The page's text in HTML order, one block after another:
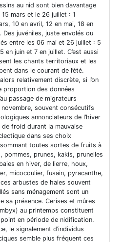
au nid sont bien davantage
mars et le 26 juillet : 1
10 en avril, 12 en mai, 18 en
Des juvéniles, juste envolés ou
entre les 06 mai et 26 juillet : 5
en juin et 7 en juillet. C’est aussi
les chants territoriaux et les
dans le courant de l’été.
alors relativement discrète, si l’on
proportion des données
passage de migrateurs
souvent consécutifs
annonciateurs de l’hiver
froid durant la mauvaise
dans ses choix
toutes sortes de fruits à
pommes, prunes, kakis, prunelles
en hiver, de lierre, houx,
micocoulier, fusain, pyracanthe,
arbustes de haies souvent
sans ménagement sont un
sa présence. Cerises et mûres
au printemps constituent
en période de nidification.
le signalement d’individus
semble plus fréquent ces